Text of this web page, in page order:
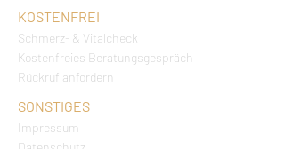
KOSTENFREI
Schmerz- & Vitalcheck
Kostenfreies Beratungsgespräch
Rückruf anfordern
SONSTIGES
Impressum